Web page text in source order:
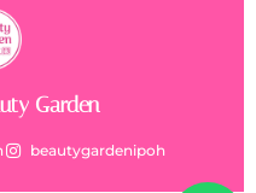
Garden
beautygardenipoh